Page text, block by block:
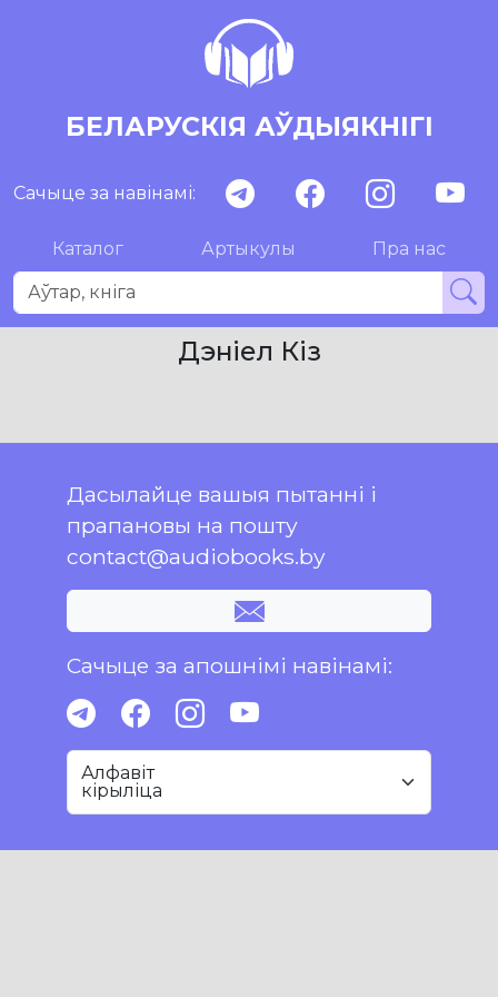
БЕЛАРУСКІЯ АЎДЫЯКНІГІ
Сачыце за навінамі:
Каталог Артыкулы Пра нас
Дэніел Кіз
Дасылайце вашыя пытанні і
прапановы на пошту
contact@audiobooks.by
Сачыце за апошнімі навінамі:
Алфавіт